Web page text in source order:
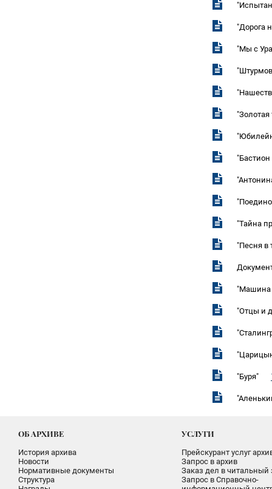
"Дорога
"Мы с
"Золотая
"Тайна
"Песня в
"Машина
"Отцы и
"Буря"
ОБ АРХИВЕ
История архива
Новости
Нормативные документы
Структура
УСЛУГИ
Прейскурант услуг
Запрос в архив
Заказ дел в читальный
Запрос в Справочно-